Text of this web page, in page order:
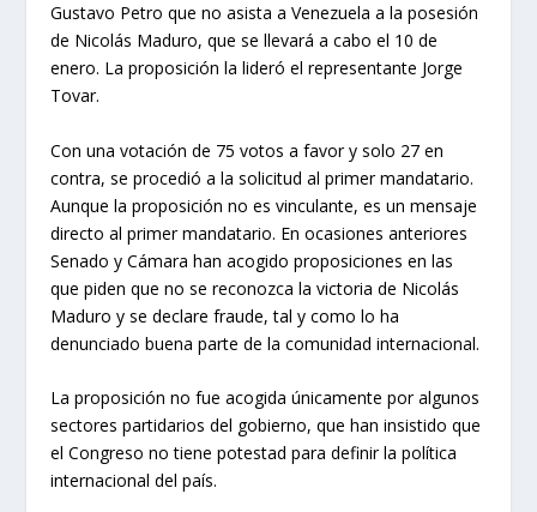
Gustavo Petro que no asista a Venezuela a la posesión
de Nicolás Maduro, que se llevará a cabo el 10 de
enero. La proposición la lideró el representante Jorge
Tovar.
Con una votación de 75 votos a favor y solo 27 en
contra, se procedió a la solicitud al primer mandatario.
Aunque la proposición no es vinculante, es un mensaje
directo al primer mandatario. En ocasiones anteriores
Senado y Cámara han acogido proposiciones en las
que piden que no se reconozca la victoria de Nicolás
Maduro y se declare fraude, tal y como lo ha
denunciado buena parte de la comunidad internacional.
La proposición no fue acogida únicamente por algunos
sectores partidarios del gobierno, que han insistido que
el Congreso no tiene potestad para definir la política
internacional del país.